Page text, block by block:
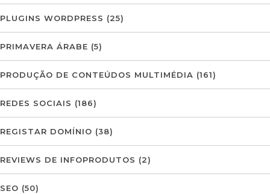
PLUGINS WORDPRESS (25)
PRIMAVERA ÁRABE (5)
PRODUÇÃO DE CONTEÚDOS MULTIMÉDIA (161)
REDES SOCIAIS (186)
REGISTAR DOMÍNIO (38)
REVIEWS DE INFOPRODUTOS (2)
SEO (50)